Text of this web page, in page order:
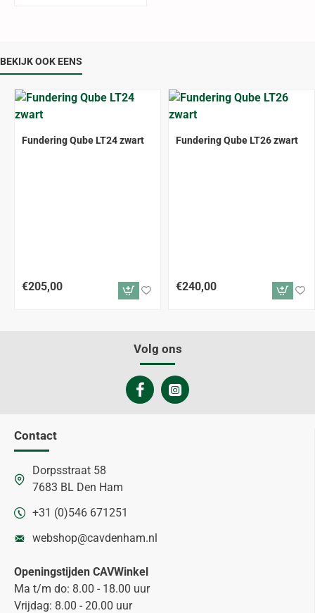
BEKIJK OOK EENS
Fundering Qube LT24 zwart
€205,00
Fundering Qube LT26 zwart
€240,00
Volg ons
Contact
Dorpsstraat 58
7683 BL Den Ham
+31 (0)546 671251
webshop@cavdenham.nl
Openingstijden CAVWinkel
Ma t/m do: 8.00 - 18.00 uur
Vrijdag: 8.00 - 20.00 uur